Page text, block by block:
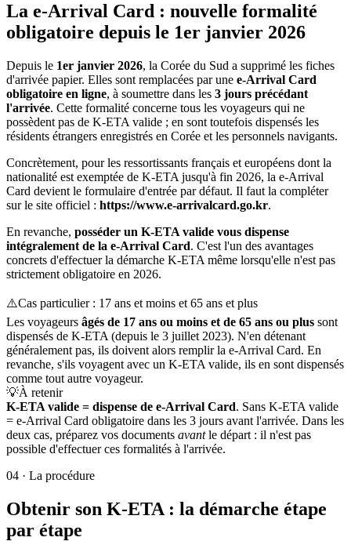
La e-Arrival Card : nouvelle formalité
obligatoire depuis le 1er janvier 2026
Depuis le 1er janvier 2026, la Corée du Sud a supprimé les fiches
d'arrivée papier. Elles sont remplacées par une e-Arrival Card
obligatoire en ligne, à soumettre dans les 3 jours précédant
l'arrivée. Cette formalité concerne tous les voyageurs qui ne
possèdent pas de K-ETA valide ; en sont toutefois dispensés les
résidents étrangers enregistrés en Corée et les personnels navigants.
Concrètement, pour les ressortissants français et européens dont la
nationalité est exemptée de K-ETA jusqu'à fin 2026, la e-Arrival
Card devient le formulaire d'entrée par défaut. Il faut la compléter
sur le site officiel : https://www.e-arrivalcard.go.kr.
En revanche, posséder un K-ETA valide vous dispense
intégralement de la e-Arrival Card. C'est l'un des avantages
concrets d'effectuer la démarche K-ETA même lorsqu'elle n'est pas
strictement obligatoire en 2026.
⚠️Cas particulier : 17 ans et moins et 65 ans et plus
Les voyageurs âgés de 17 ans ou moins et de 65 ans ou plus sont
dispensés de K-ETA (depuis le 3 juillet 2023). N'en détenant
généralement pas, ils doivent alors remplir la e-Arrival Card. En
revanche, s'ils voyagent avec un K-ETA valide, ils en sont dispensés
comme tout autre voyageur.
💡À retenir
K-ETA valide = dispense de e-Arrival Card. Sans K-ETA valide
= e-Arrival Card obligatoire dans les 3 jours avant l'arrivée. Dans les
deux cas, préparez vos documents avantle départ : il n'est pas
possible d'effectuer ces formalités à l'arrivée.
04 · La procédure
Obtenir son K-ETA : la démarche étape
par étape